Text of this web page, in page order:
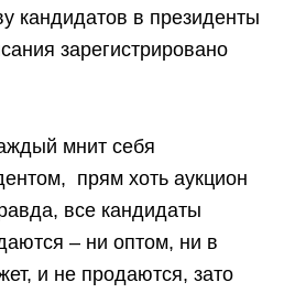
кандидатов в президенты
зарегистрировано
мнит себя
прям хоть аукцион
все кандидаты
– ни оптом, ни в
и не продаются, зато